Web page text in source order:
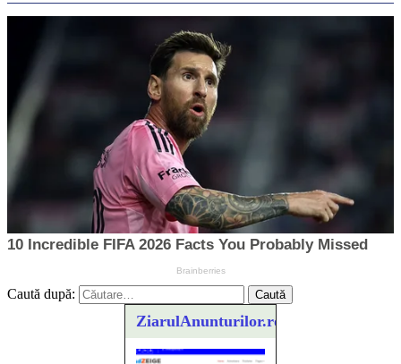
Caută după:
ZiarulAnunturilor.ro